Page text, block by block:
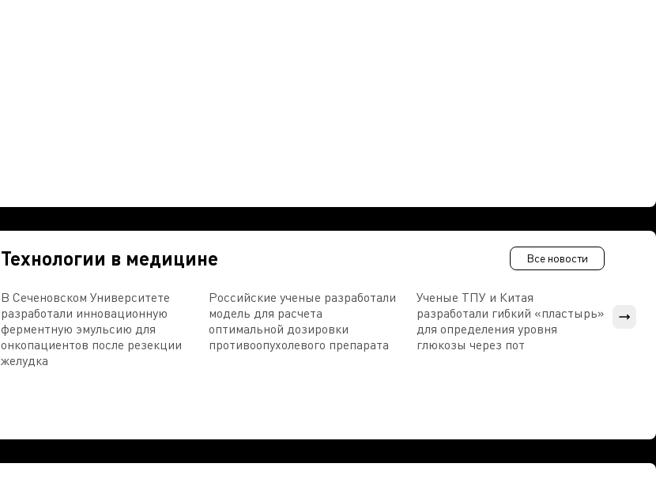
Технологии в медицине Все новости
В Сеченовском Университете
разработали инновационную
ферментную эмульсию для
онкопациентов после резекции
желудка
Российские ученые разработали
модель для расчета
оптимальной дозировки
противоопухолевого препарата
Ученые ТПУ и Китая
разработали гибкий «пластырь»
для определения уровня
глюкозы через пот